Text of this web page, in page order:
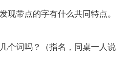
现带点的字有什么共同特点。
个词吗？（指名，同桌一人说